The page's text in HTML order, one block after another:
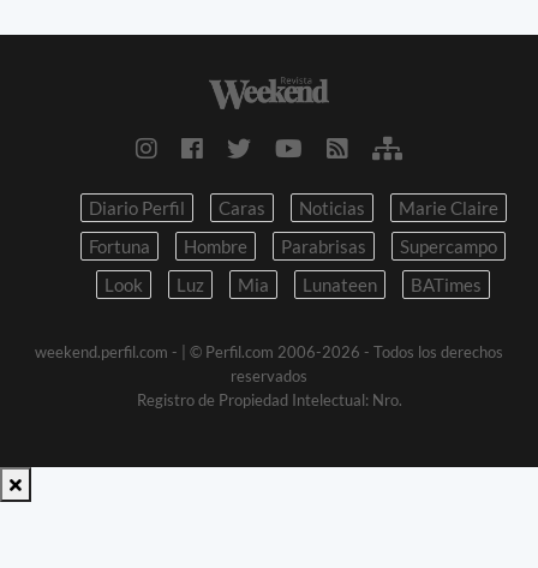
Diario Perfil Caras Noticias
Marie Claire
Fortuna
Hombre Parabrisas
Supercampo
Look
Luz Mia Lunateen BATimes
weekend.perfil.com -
| © Perfil.com 2006-2026 - Todos los derechos
reservados
Registro de Propiedad Intelectual: Nro.